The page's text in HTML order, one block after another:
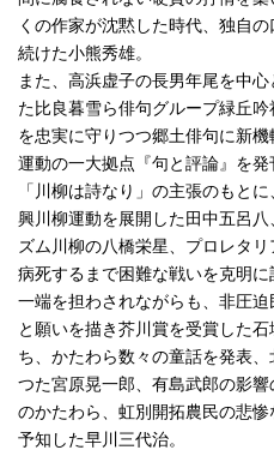
くの作家が沈黙した時代、独自
続けた小熊秀雄。
また、高浜虚子の長男年尾を中
た比良暮雪ら俳句グループ緑丘
を忠実に守りつつ郷土俳句に新
運動の一大拠点『句と評論』を発
「川柳は詩なり」の主張のもと
興川柳運動を展開した田中五呂
ズム川柳の八橋栄星、プロレタ
病死するまで困難な戦いを克明
一端を担わされながらも、非圧
と願いを描き芥川賞を受賞した
ち、かたわら数々の童話を発表
つた宮原晃一郎、有島武郎の影
のかたわら、虹別開拓農民の悲
予知した早川三代治。